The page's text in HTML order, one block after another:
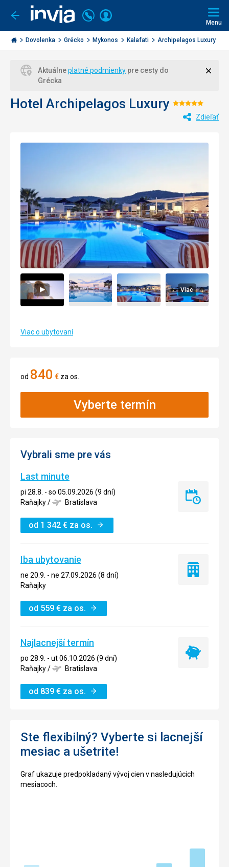
Ísť
späť
Invia.sk
Volajte
+421
2
3221
Prihlásiť
Menu
Dovolenka Grécko Mykonos Kalafati Archipelagos Luxury
Aktuálneplatné podmienky pre cesty do
Grécka
Hotel Archipelagos Luxury
5/5
Zdieľať
Viac
Viac o ubytovaní
od 840 € za os.
Vyberte termín
Vybrali sme pre vás
Last minute
pi 28.8. - so 05.09.2026 (9 dní)
Raňajky/ Bratislava
od 1 342 € za os.
Last
Iba ubytovanie
ne 20.9. - ne 27.09.2026 (8 dní)
Raňajky
od 559 € za os.
Iba
Najlacnejší termín
po 28.9. - ut 06.10.2026 (9 dní)
Raňajky/ Bratislava
od 839 € za os.
Najlacnejší
Ste flexibilný? Vyberte si lacnejší
mesiac a ušetrite!
Graf ukazuje predpokladaný vývoj cien v nasledujúcich
mesiacoch.